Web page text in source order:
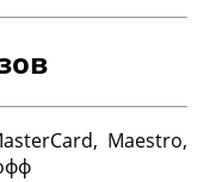
Maestro,